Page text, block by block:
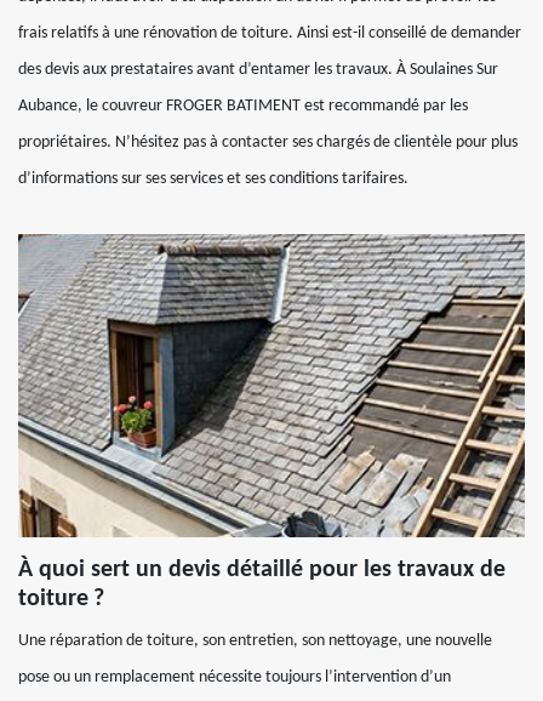
frais relatifs à une rénovation de toiture. Ainsi est-il conseillé de demander
des devis aux prestataires avant d’entamer les travaux. À Soulaines Sur
Aubance, le couvreur FROGER BATIMENT est recommandé par les
propriétaires. N’hésitez pas à contacter ses chargés de clientèle pour plus
d’informations sur ses services et ses conditions tarifaires.
À quoi sert un devis détaillé pour les travaux de
toiture ?
Une réparation de toiture, son entretien, son nettoyage, une nouvelle
pose ou un remplacement nécessite toujours l’intervention d’un